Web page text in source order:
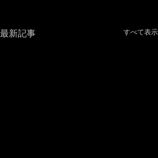
最新記事 すべて表示